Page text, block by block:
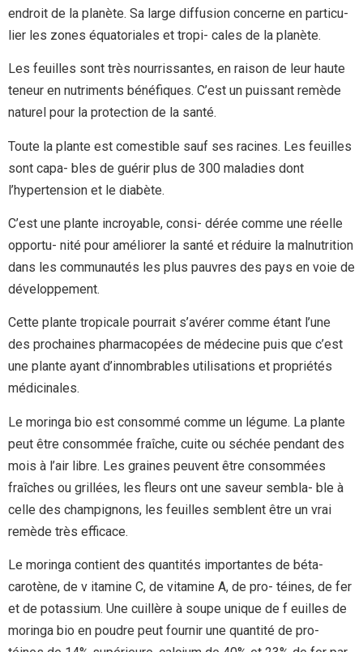
endroit de la planète. Sa large diffusion concerne en particu-
lier les zones équatoriales et tropi- cales de la planète.
Les feuilles sont très nourrissantes, en raison de leur haute
teneur en nutriments bénéfiques. C’est un puissant remède
naturel pour la protection de la santé.
Toute la plante est comestible sauf ses racines. Les feuilles
sont capa- bles de guérir plus de 300 maladies dont
l’hypertension et le diabète.
C’est une plante incroyable, consi- dérée comme une réelle
opportu- nité pour améliorer la santé et réduire la malnutrition
dans les communautés les plus pauvres des pays en voie de
développement.
Cette plante tropicale pourrait s’avérer comme étant l’une
des prochaines pharmacopées de médecine puis que c’est
une plante ayant d’innombrables utilisations et propriétés
médicinales.
Le moringa bio est consommé comme un légume. La plante
peut être consommée fraîche, cuite ou séchée pendant des
mois à l’air libre. Les graines peuvent être consommées
fraîches ou grillées, les fleurs ont une saveur sembla- ble à
celle des champignons, les feuilles semblent être un vrai
remède très efficace.
Le moringa contient des quantités importantes de béta-
carotène, de v itamine C, de vitamine A, de pro- téines, de fer
et de potassium. Une cuillère à soupe unique de f euilles de
moringa bio en poudre peut fournir une quantité de pro-